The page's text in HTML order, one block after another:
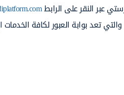
عبر النقر على الرابط
تعد بوابة العبور لكافة الخدمات